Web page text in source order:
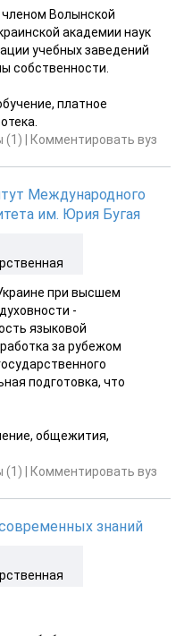
Волынской
академии наук
учебных заведений
собственности.
платное
(1)
Комментировать вуз
Международного
им. Юрия Бугая
при высшем
-
языковой
за рубежом
подготовка, что
общежития,
(1)
Комментировать вуз
знаний